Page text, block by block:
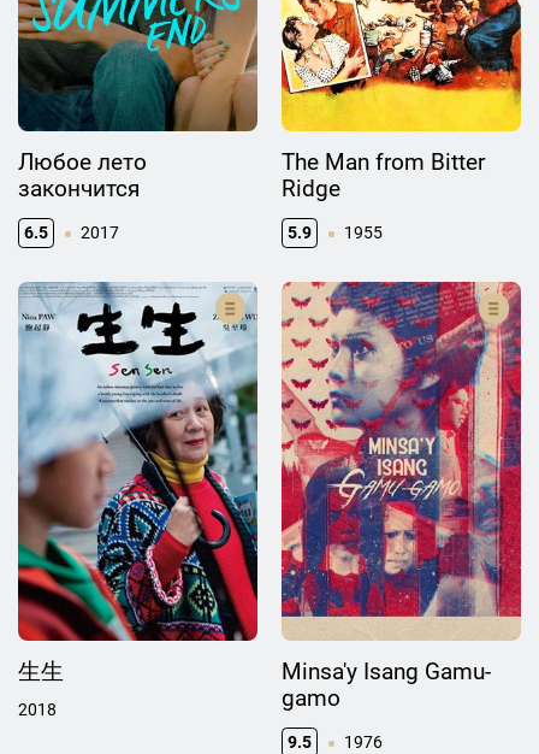
Любое лето
закончится
6.5 2017
The Man from Bitter
Ridge
5.9 1955
生生
2018
Minsa'y Isang Gamu-
gamo
9.5 1976